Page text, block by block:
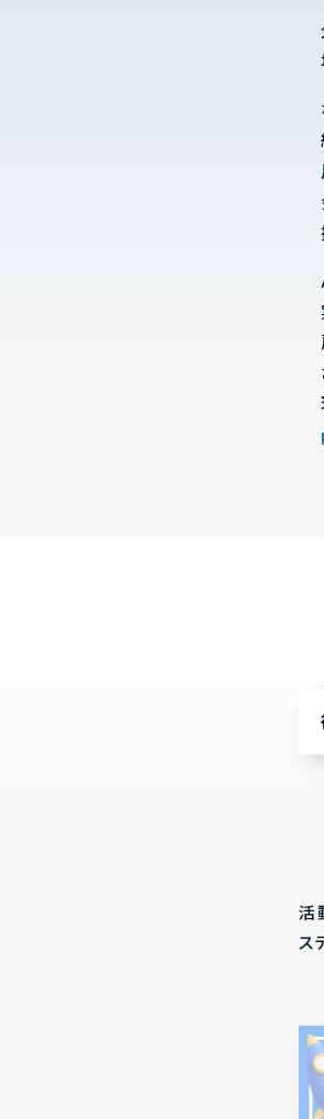
活
ス